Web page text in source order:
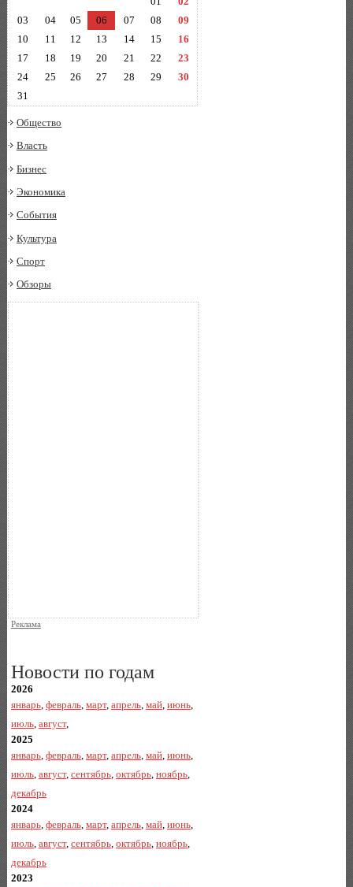
03
04 05 06 07 08
09
10
11 12 13 14 15
16
17
18 19 20 21 22
23
24
25 26 27 28 29
30
31
Общество
Власть
Бизнес
Экономика
События
Культура
Спорт
Обзоры
Реклама
Новости по годам
2026
январь, февраль, март, апрель, май, июнь,
июль, август,
2025
январь, февраль, март, апрель, май, июнь,
июль, август, сентябрь, октябрь, ноябрь,
декабрь
2024
январь, февраль, март, апрель, май, июнь,
июль, август, сентябрь, октябрь, ноябрь,
декабрь
2023